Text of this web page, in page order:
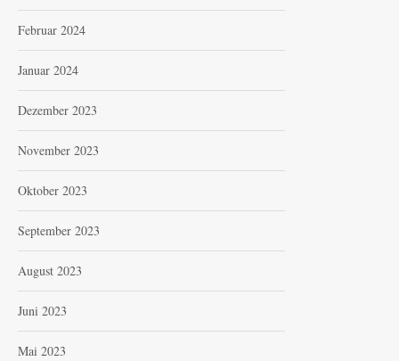
Februar 2024
Januar 2024
Dezember 2023
November 2023
Oktober 2023
September 2023
August 2023
Juni 2023
Mai 2023